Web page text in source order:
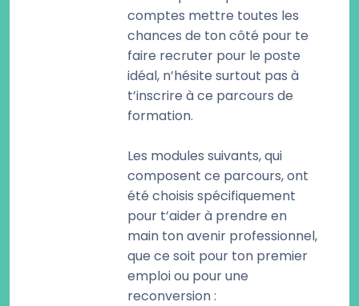
comptes mettre toutes les
chances de ton côté pour te
faire recruter pour le poste
idéal, n’hésite surtout pas à
t’inscrire à ce parcours de
formation.
Les modules suivants, qui
composent ce parcours, ont
été choisis spécifiquement
pour t’aider à prendre en
main ton avenir professionnel,
que ce soit pour ton premier
emploi ou pour une
reconversion :